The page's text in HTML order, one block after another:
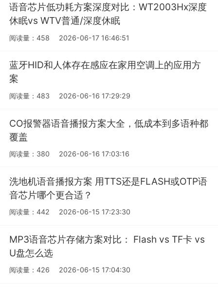
语音芯片低功耗方案深度对比：WT2003Hx深度
休眠vs WTV普通/深度休眠
阅读量：458 2026-06-17 16:46:51
蓝牙HID和人体存在感应在家用空调上的应用方
案
阅读量：483 2026-06-16 17:29:29
CO报警器语音播报方案大全，低成本到多语种都
覆盖
阅读量：380 2026-06-16 17:03:16
洗地机语音播报方案 用TTS还是FLASH或OTP语
音芯片哪个更合适？
阅读量：442 2026-06-15 17:23:30
MP3语音芯片存储方案对比： Flash vs TF卡 vs
U盘怎么选
阅读量：426 2026-06-15 17:04:30